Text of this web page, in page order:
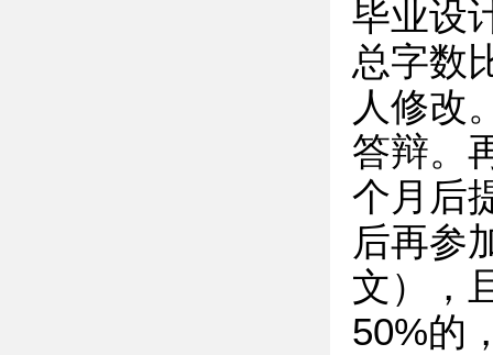
毕业设
总字数
人修改
答辩。
个月后
后再参
文），
50%的